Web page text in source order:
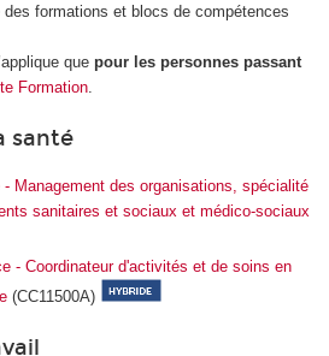
formations et blocs de compétences
que pour les personnes passant
Formation.
santé
Management des organisations, spécialité
sanitaires et sociaux et médico-sociaux
- Coordinateur d'activités et de soins en
(CC11500A)